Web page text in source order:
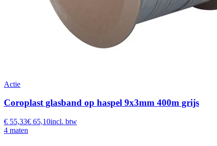
Actie
Coroplast glasband op haspel 9x3mm 400m grijs
€ 55,33€ 65,10incl. btw
4 maten